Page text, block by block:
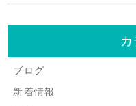
ブログ
新着情報